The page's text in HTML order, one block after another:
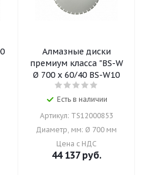
Алмазные диски
премиум класса "BS-W
Ø 700 x 60/40 BS-W10
Есть в наличии
Артикул: TS12000853
Диаметр, мм: Ø 700 мм
Цена с НДС
44 137руб.